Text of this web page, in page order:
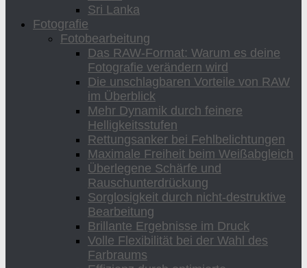
Sri Lanka
Fotografie
Fotobearbeitung
Das RAW-Format: Warum es deine
Fotografie verändern wird
Die unschlagbaren Vorteile von RAW
im Überblick
Mehr Dynamik durch feinere
Helligkeitsstufen
Rettungsanker bei Fehlbelichtungen
Maximale Freiheit beim Weißabgleich
Überlegene Schärfe und
Rauschunterdrückung
Sorglosigkeit durch nicht-destruktive
Bearbeitung
Brillante Ergebnisse im Druck
Volle Flexibilität bei der Wahl des
Farbraums